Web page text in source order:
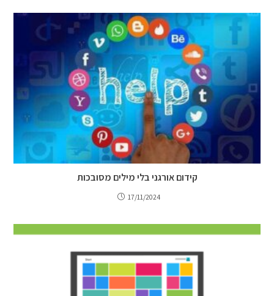
קידום אורגני בלי מילים מסובכות
17/11/2024